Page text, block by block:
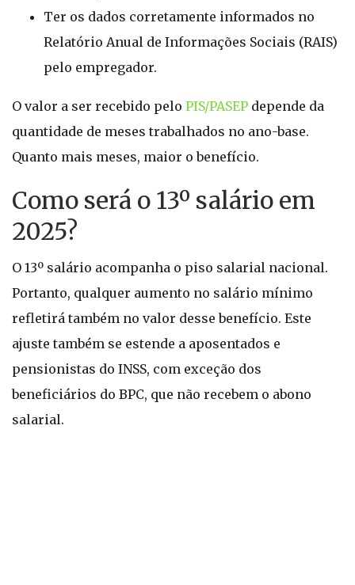
Ter os dados corretamente informados no
Relatório Anual de Informações Sociais (RAIS)
pelo empregador.
O valor a ser recebido pelo PIS/PASEP depende da
quantidade de meses trabalhados no ano-base.
Quanto mais meses, maior o benefício.
Como será o 13º salário em
2025?
O 13º salário acompanha o piso salarial nacional.
Portanto, qualquer aumento no salário mínimo
refletirá também no valor desse benefício. Este
ajuste também se estende a aposentados e
pensionistas do INSS, com exceção dos
beneficiários do BPC, que não recebem o abono
salarial.